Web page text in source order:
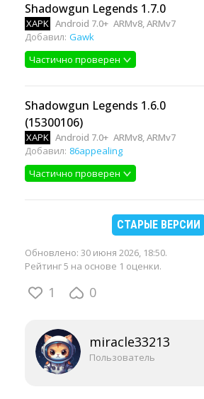
Shadowgun Legends 1.7.0
XAPK Android 7.0+ ARMv8, ARMv7
Добавил: Gawk
Частично проверен
Shadowgun Legends 1.6.0
(15300106)
XAPK Android 7.0+ ARMv8, ARMv7
Добавил: 86appealing
Частично проверен
СТАРЫЕ ВЕРСИИ
Обновлено: 30 июня 2026, 18:50.
Рейтинг 5 на основе 1 оценки.
1 0
miracle33213
Пользователь